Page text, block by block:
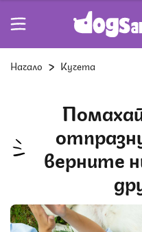
Начало Кучета
Помахай с опашка и
верните